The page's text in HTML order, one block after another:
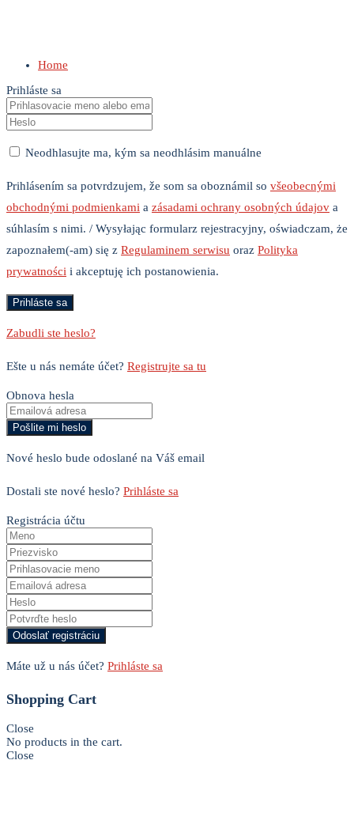
Home
Prihláste sa
Neodhlasujte ma, kým sa neodhlásim manuálne
Prihlásením sa potvrdzujem, že som sa oboznámil so všeobecnými
obchodnými podmienkami a zásadami ochrany osobných údajov a
súhlasím s nimi. / Wysyłając formularz rejestracyjny, oświadczam, że
zapoznałem(-am) się z Regulaminem serwisu oraz Polityka
prywatności i akceptuję ich postanowienia.
Zabudli ste heslo?
Ešte u nás nemáte účet? Registrujte sa tu
Obnova hesla
Nové heslo bude odoslané na Váš email
Dostali ste nové heslo? Prihláste sa
Registrácia účtu
Máte už u nás účet? Prihláste sa
Shopping Cart
Close
No products in the cart.
Close